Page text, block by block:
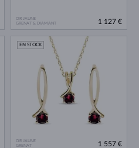
OR JAUNE
GRENAT & DIAMANT
1 127 €
OR JAUNE
GRENAT
EN STOCK
1 557 €